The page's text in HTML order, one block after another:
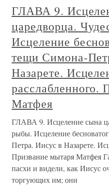
ГЛАВА 9.
царедворца.
Исцеление
тещи Симона-
Назарете.
расслабленного.
Матфея
ГЛАВА 9. Исцеление сына
рыбы. Исцеление
Петра. Иисус в Назарете.
Призвание мытаря Матфея
пасхи и видели, как Иисус
торгующих им; они